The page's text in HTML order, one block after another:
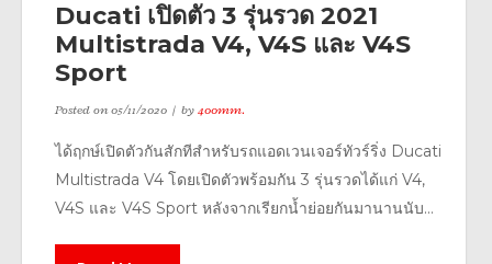
Ducati เปิดตัว 3 รุ่นรวด 2021
Multistrada V4, V4S และ V4S
Sport
Posted on05/11/2020 by400mm.
ได้ฤกษ์เปิดตัวกันสักทีสำหรับรถแอดเวนเจอร์ทัวร์ริ่ง Ducati
Multistrada V4 โดยเปิดตัวพร้อมกัน 3 รุ่นรวดได้แก่ V4,
V4S และ V4S Sport หลังจากเรียกน้ำย่อยกันมานานนับ...